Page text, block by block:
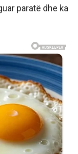
paratë dhe ka